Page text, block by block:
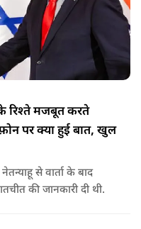
रिश्ते मजबूत करते
पर क्या हुई बात, खुल
से वार्ता के बाद
की जानकारी दी थी.